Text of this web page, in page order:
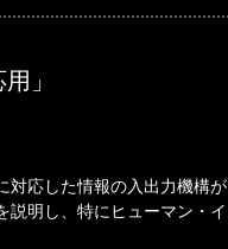
」
対応した情報の入出力機構が
説明し、特にヒューマン・イ